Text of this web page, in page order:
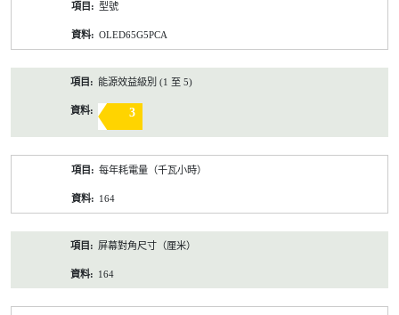
型號
OLED65G5PCA
能源效益級別 (1 至 5)
3
每年耗電量（千瓦小時）
164
屏幕對角尺寸（厘米）
164